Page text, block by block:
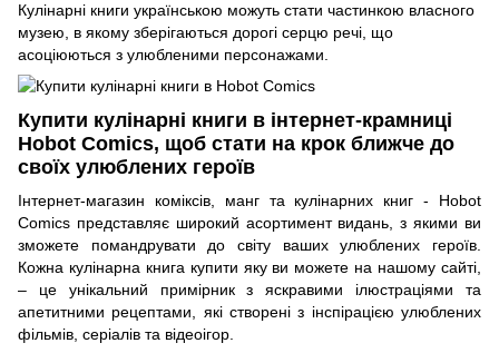
Кулінарні книги українською можуть стати частинкою власного
музею, в якому зберігаються дорогі серцю речі, що
асоціюються з улюбленими персонажами.
Купити кулінарні книги в інтернет-крамниці
Hobot Comics, щоб стати на крок ближче до
своїх улюблених героїв
Інтернет-магазин коміксів, манг та кулінарних книг - Hobot
Comics представляє широкий асортимент видань, з якими ви
зможете помандрувати до світу ваших улюблених героїв.
Кожна кулінарна книга купити яку ви можете на нашому сайті,
– це унікальний примірник з яскравими ілюстраціями та
апетитними рецептами, які створені з інспірацією улюблених
фільмів, серіалів та відеоігор.